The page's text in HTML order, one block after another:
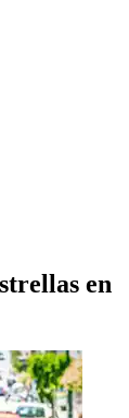
en